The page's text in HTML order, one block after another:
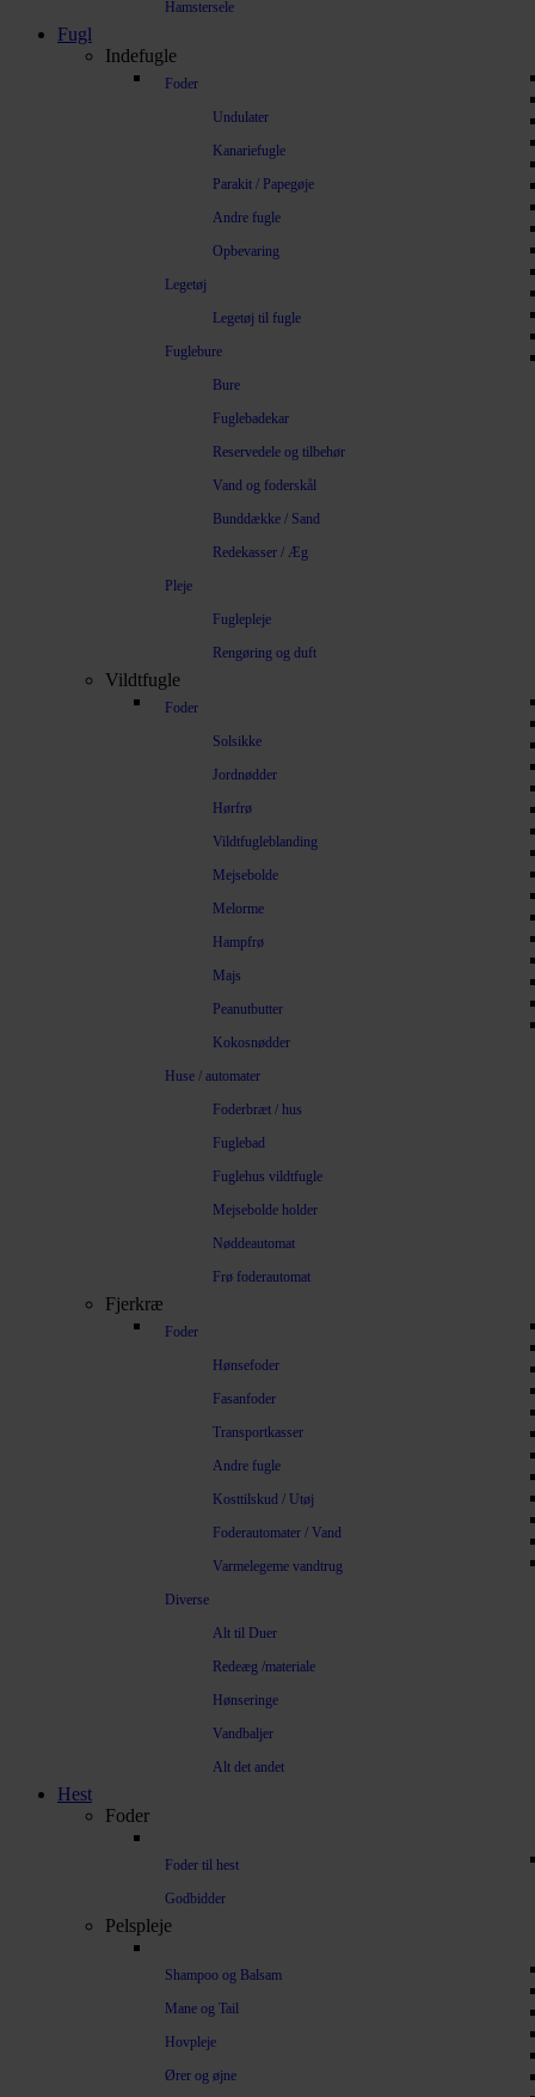
Hamstersele
Fugl
Indefugle
Foder
Undulater
Kanariefugle
Parakit / Papegøje
Andre fugle
Opbevaring
Legetøj
Legetøj til fugle
Fuglebure
Bure
Fuglebadekar
Reservedele og tilbehør
Vand og foderskål
Bunddække / Sand
Redekasser / Æg
Pleje
Fuglepleje
Rengøring og duft
Vildtfugle
Foder
Solsikke
Jordnødder
Hørfrø
Vildtfugleblanding
Mejsebolde
Melorme
Hampfrø
Majs
Peanutbutter
Kokosnødder
Huse / automater
Foderbræt / hus
Fuglebad
Fuglehus vildtfugle
Mejsebolde holder
Nøddeautomat
Frø foderautomat
Fjerkræ
Foder
Hønsefoder
Fasanfoder
Transportkasser
Andre fugle
Kosttilskud / Utøj
Foderautomater / Vand
Varmelegeme vandtrug
Diverse
Alt til Duer
Redeæg /materiale
Hønseringe
Vandbaljer
Alt det andet
Hest
Foder
Foder til hest
Godbidder
Pelspleje
Shampoo og Balsam
Mane og Tail
Hovpleje
Ører og øjne